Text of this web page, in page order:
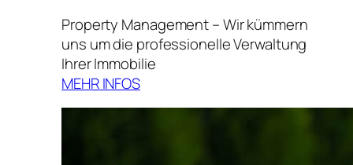
Property Management – Wir kümmern
uns um die professionelle Verwaltung
Ihrer Immobilie
MEHR INFOS